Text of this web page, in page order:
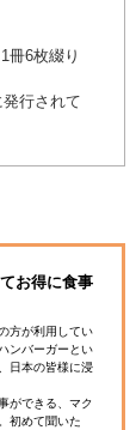
6枚綴り
行されて
お得に食事
方が利用してい
ンバーガーとい
日本の皆様に浸
ができる、マク
初めて聞いた